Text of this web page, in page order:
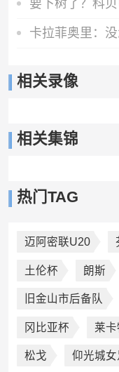
相关录像
相关集锦
热门TAG
迈阿密联U20
土伦杯 朗斯
旧金山市后备队
冈比亚杯 莱卡
松戈 仰光城女